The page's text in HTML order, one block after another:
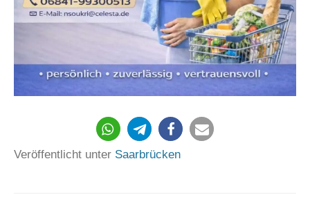
1602
Veröffentlicht unter Saarbrücken